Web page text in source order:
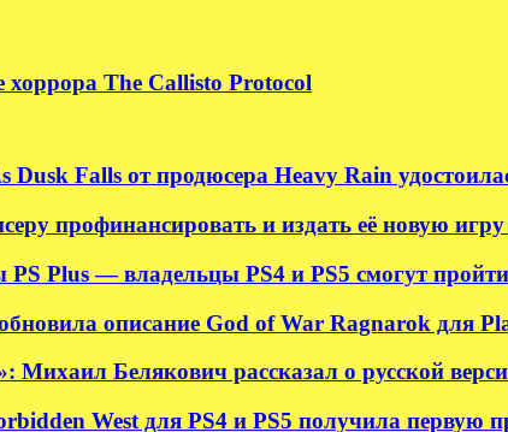
The Callisto Protocol
Falls от продюсера Heavy Rain
профинансировать и издать её новую
Plus — владельцы PS4 и PS5 смогут
описание God of War Ragnarok для
Михаил Белякович рассказал о русской
West для PS4 и PS5 получила первую